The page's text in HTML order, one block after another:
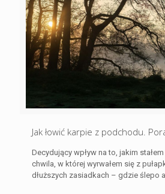
Jak łowić karpie z podchodu.
Decydujący wpływ na to, jakim
chwila, w której wyrwałem się z
dłuższych zasiadkach – gdzie ślepo